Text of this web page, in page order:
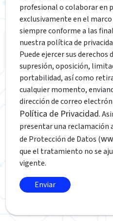
profesional o colaborar en
exclusivamente en el
siempre conforme a las
nuestra política de
Puede ejercer sus derechos
supresión, oposición,
portabilidad, así como
cualquier momento,
dirección de correo
Política de Privacidad.
presentar una reclamación
de Protección de Datos (
que el tratamiento no se
vigente.